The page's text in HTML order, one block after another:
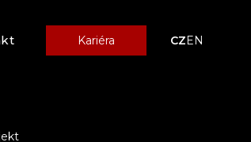
Kariéra CZEN